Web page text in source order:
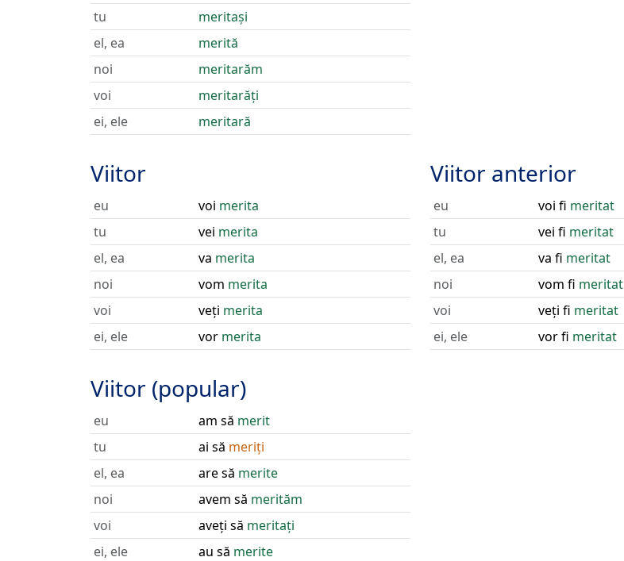
tu
meritași
el, ea
merită
noi
meritarăm
voi
meritarăți
ei, ele
meritară
Viitor
eu voi merita
tu
vei merita
el, ea
va merita
noi
vom merita
voi
veți merita
ei, ele
vor merita
Viitor (popular)
eu am să merit
tu
ai să meriți
el, ea
are să merite
noi
avem să merităm
voi
aveți să meritați
ei, ele
au să merite
Viitor anterior
eu voi fi meritat
tu
vei fi meritat
el, ea
va fi meritat
noi
vom fi meritat
voi
veți fi meritat
ei, ele
vor fi meritat